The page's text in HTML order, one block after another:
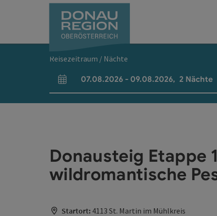
Reisezeitraum / Nächte
An- und Abreisefelder
07.08.2026 - 09.08.2026, 2 Nächte
Donausteig Etappe
wildromantische
Startort: 4113 St. Martin im Mühlkreis